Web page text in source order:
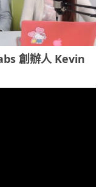
創辦人 Kevin